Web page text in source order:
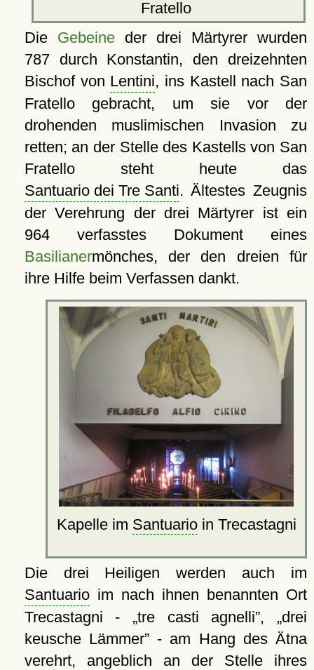
Fratello
Die Gebeineder drei Märtyrer wurden
787 durch Konstantin, den dreizehnten
Bischof von Lentini, ins Kastell nach San
Fratello gebracht, um sie vor der
drohenden muslimischen Invasion zu
retten; an der Stelle des Kastells von San
Fratello steht heute das
Santuario dei Tre Santi. Ältestes Zeugnis
der Verehrung der drei Märtyrer ist ein
964 verfasstes Dokument eines
Basilianermönches, der den dreien für
ihre Hilfe beim Verfassen dankt.
Kapelle im Santuarioin Trecastagni
Die drei Heiligen werden auch im
Santuarioim nach ihnen benannten Ort
Trecastagni - tre casti agnelli , drei
keusche Lämmer
- am Hang des Ätna
verehrt, angeblich an der Stelle ihres